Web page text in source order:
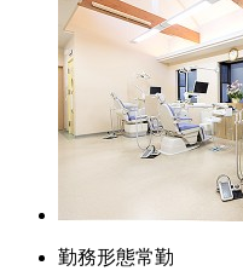
勤務形態常勤